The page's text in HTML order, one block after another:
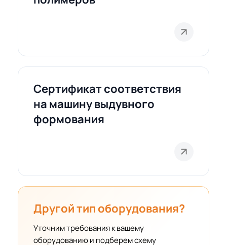
Сертификат соответствия
на машину выдувного
формования
Другой тип оборудования?
Уточним требования к вашему
оборудованию и подберем схему